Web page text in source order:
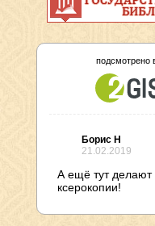
подсмотрено
Борис Н
21.02.2019
А ещё тут делают
ксерокопии!